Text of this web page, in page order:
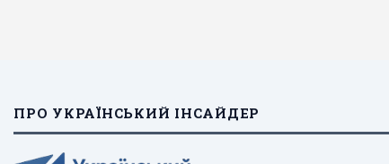
ПРО УКРАЇНСЬКИЙ ІНСАЙДЕР